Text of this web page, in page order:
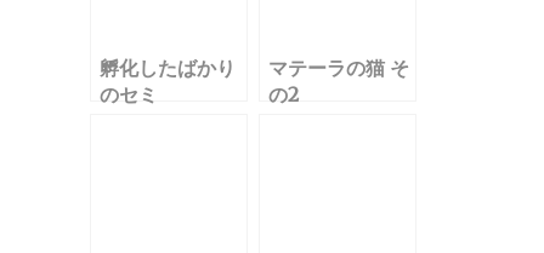
孵化したばかり
のセミ
マテーラの猫 そ
の2